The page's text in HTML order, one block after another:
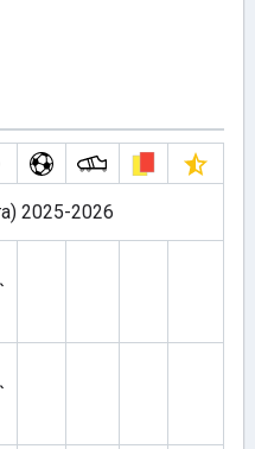
2025-2026